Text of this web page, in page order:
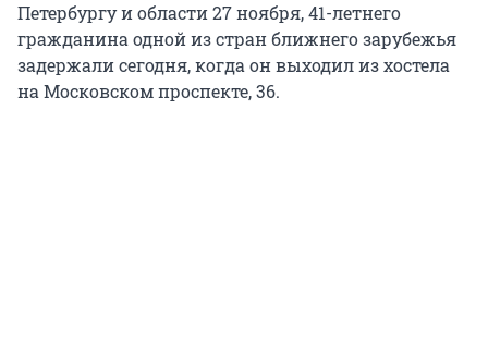
Петербургу и области 27 ноября, 41-летнего
гражданина одной из стран ближнего зарубежья
задержали сегодня, когда он выходил из хостела
на Московском проспекте, 36.